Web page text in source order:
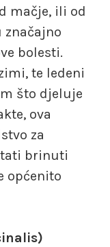
mačje, ili od
značajno
bolesti.
te ledeni
što djeluje
ova
za
brinuti
općenito